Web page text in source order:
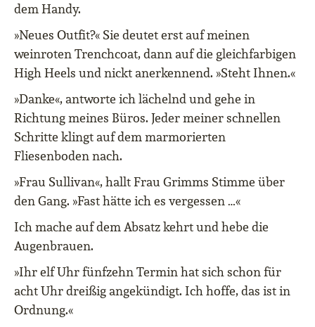
dem Handy.
»Neues Outfit?« Sie deutet erst auf meinen
weinroten Trenchcoat, dann auf die gleichfarbigen
High Heels und nickt anerkennend. »Steht Ihnen.«
»Danke«, antworte ich lächelnd und gehe in
Richtung meines Büros. Jeder meiner schnellen
Schritte klingt auf dem marmorierten
Fliesenboden nach.
»Frau Sullivan«, hallt Frau Grimms Stimme über
den Gang. »Fast hätte ich es vergessen …«
Ich mache auf dem Absatz kehrt und hebe die
Augenbrauen.
»Ihr elf Uhr fünfzehn Termin hat sich schon für
acht Uhr dreißig angekündigt. Ich hoffe, das ist in
Ordnung.«